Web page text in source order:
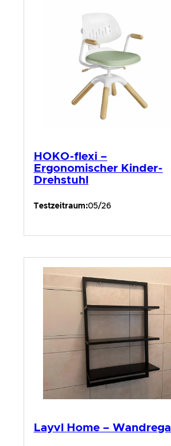
HOKO-flexi –
Ergonomischer Kinder-
Drehstuhl
Testzeitraum:05/26
Layvl Home – Wandregal